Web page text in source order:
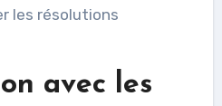
les résolutions
avec les